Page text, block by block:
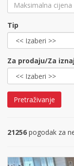
Tip
Za prodaju/Za
Pretraživanje
21256 pogodak za